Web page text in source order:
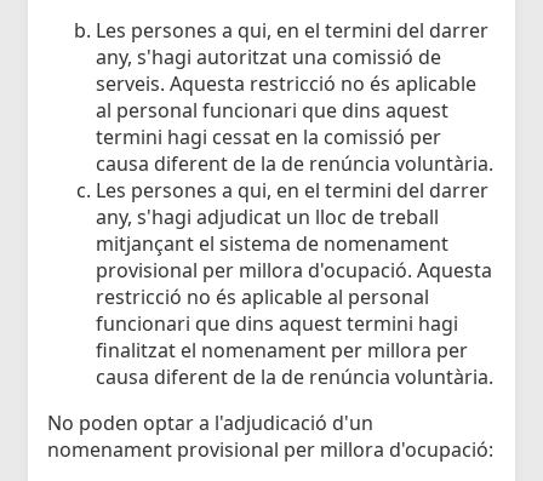
Les persones a qui, en el termini del darrer
any, s'hagi autoritzat una comissió de
serveis. Aquesta restricció no és aplicable
al personal funcionari que dins aquest
termini hagi cessat en la comissió per
causa diferent de la de renúncia voluntària.
Les persones a qui, en el termini del darrer
any, s'hagi adjudicat un lloc de treball
mitjançant el sistema de nomenament
provisional per millora d'ocupació. Aquesta
restricció no és aplicable al personal
funcionari que dins aquest termini hagi
finalitzat el nomenament per millora per
causa diferent de la de renúncia voluntària.
No poden optar a l'adjudicació d'un
nomenament provisional per millora d'ocupació: